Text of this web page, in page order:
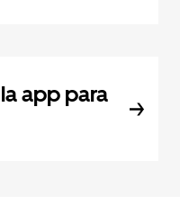
app para